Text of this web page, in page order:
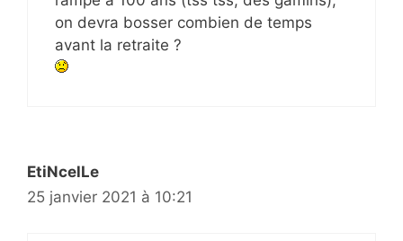
on devra bosser combien de temps
avant la retraite ?
EtiNcelLe
25 janvier 2021 à 10:21